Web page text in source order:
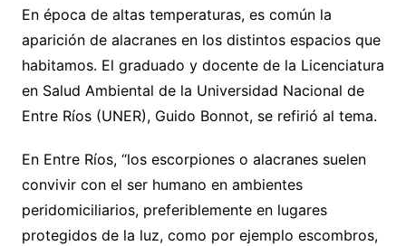
En época de altas temperaturas, es común la
aparición de alacranes en los distintos espacios que
habitamos. El graduado y docente de la Licenciatura
en Salud Ambiental de la Universidad Nacional de
Entre Ríos (UNER), Guido Bonnot, se refirió al tema.
En Entre Ríos, “los escorpiones o alacranes suelen
convivir con el ser humano en ambientes
peridomiciliarios, preferiblemente en lugares
protegidos de la luz, como por ejemplo escombros,